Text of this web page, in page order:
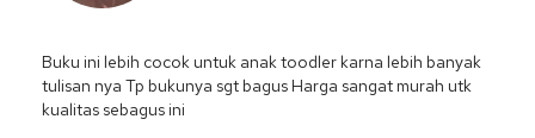
Buku ini lebih cocok untuk anak toodler karna lebih banyak
tulisan nya Tp bukunya sgt bagus Harga sangat murah utk
kualitas sebagus ini